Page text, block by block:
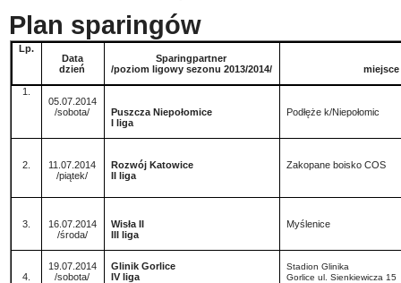
Plan sparingów
Lp.
Data
dzień
Sparingpartner
/poziom ligowy sezonu 2013/2014/
miejsce
1.
05.07.2014
/sobota/
Puszcza Niepołomice
I liga
Podłęże k/Niepołomic
2.
11.07.2014
/piątek/
Rozwój Katowice
II liga
Zakopane boisko COS
3.
16.07.2014
/środa/
Wisła II
III liga
Myślenice
4.
19.07.2014
/sobota/
Glinik Gorlice
IV liga
Stadion Glinika
Gorlice ul. Sienkiewicza 15